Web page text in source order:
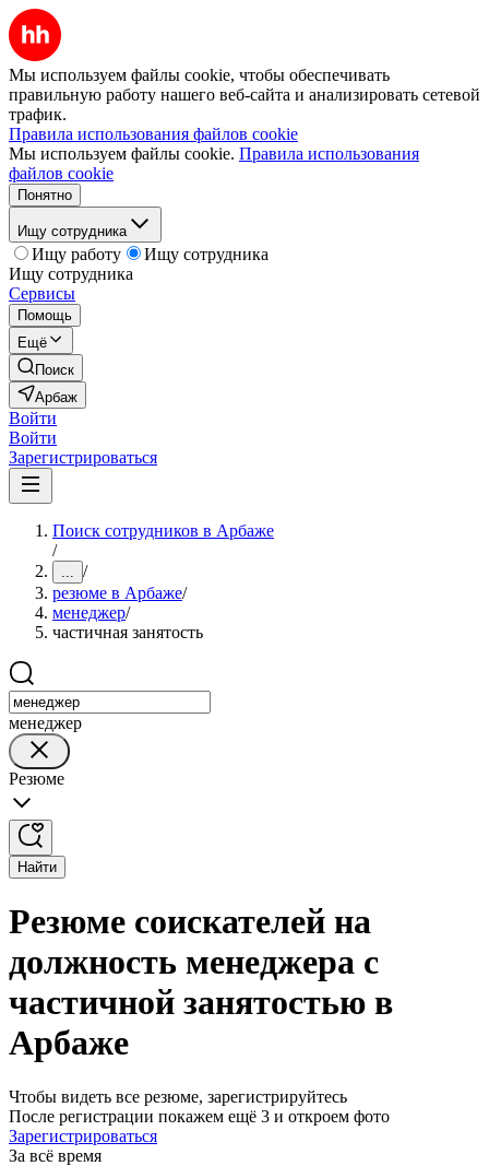
Мы используем файлы cookie, чтобы обеспечивать
правильную работу нашего веб-сайта и анализировать сетевой
трафик.
Правила использования файлов cookie
Мы используем файлы cookie. Правила использования
файлов cookie
Понятно
Ищу сотрудника
Ищу работу
Ищу сотрудника
Ищу сотрудника
Сервисы
Помощь
Ещё
Поиск
Арбаж
Войти
Войти
Зарегистрироваться
Поиск сотрудников в Арбаже
/
... /
резюме в Арбаже/
менеджер/
частичная занятость
менеджер
Резюме
Найти
Резюме соискателей на
должность менеджера с
частичной занятостью в
Арбаже
Чтобы видеть все резюме, зарегистрируйтесь
После регистрации покажем ещё 3 и откроем фото
Зарегистрироваться
За всё время